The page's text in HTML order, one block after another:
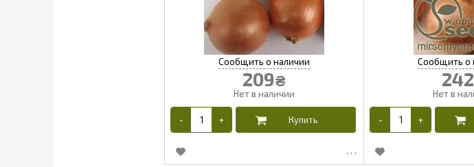
209₴ 242